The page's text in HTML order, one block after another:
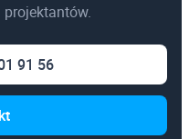
91 56
I
II